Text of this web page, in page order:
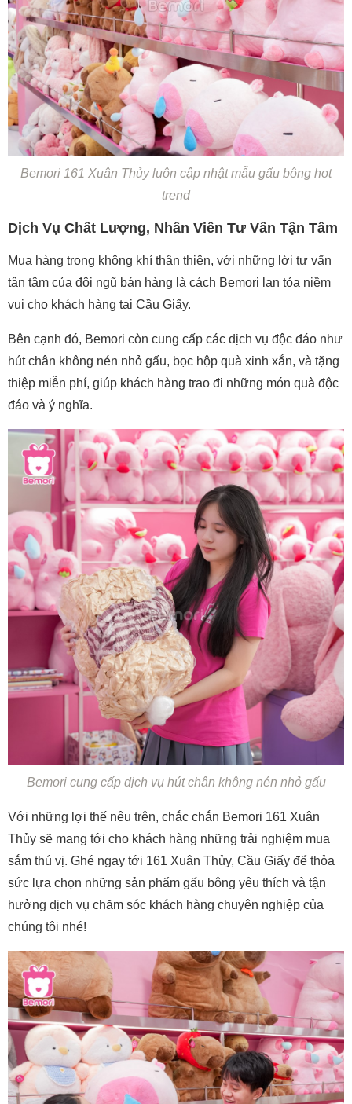
Bemori 161 Xuân Thủy luôn cập nhật mẫu gấu bông hot
trend
Dịch Vụ Chất Lượng, Nhân Viên Tư Vấn Tận Tâm
Mua hàng trong không khí thân thiện, với những lời tư vấn
tận tâm của đội ngũ bán hàng là cách Bemori lan tỏa niềm
vui cho khách hàng tại Cầu Giấy.
Bên cạnh đó, Bemori còn cung cấp các dịch vụ độc đáo như
hút chân không nén nhỏ gấu, bọc hộp quà xinh xắn, và tặng
thiệp miễn phí, giúp khách hàng trao đi những món quà độc
đáo và ý nghĩa.
Bemori cung cấp dịch vụ hút chân không nén nhỏ gấu
Với những lợi thế nêu trên, chắc chắn Bemori 161 Xuân
Thủy sẽ mang tới cho khách hàng những trải nghiệm mua
sắm thú vị. Ghé ngay tới 161 Xuân Thủy, Cầu Giấy để thỏa
sức lựa chọn những sản phẩm gấu bông yêu thích và tận
hưởng dịch vụ chăm sóc khách hàng chuyên nghiệp của
chúng tôi nhé!